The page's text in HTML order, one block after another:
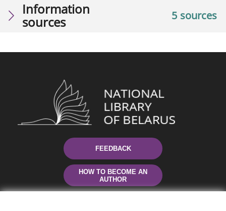
5 sources
Information
sources
FEEDBACK
HOW TO BECOME AN
AUTHOR